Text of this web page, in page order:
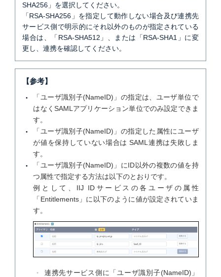
SHA256」を選択してください。
「RSA-SHA256」を指定して動作しない場合及び連携先
サービス側で明示的にそれ以外のものが指定されている
場合は、「RSA-SHA512」、または「RSA-SHA1」に変
更し、連携を確認してください。
【参考】
「ユーザ識別子(NameID)」の指定は、ユーザ単位で
はなくSAMLアプリケーション単位でのみ設定できま
す。
「ユーザ識別子(NameID)」の指定した属性にユーザ
が値を保持していない場合は SAML連携は失敗しま
す。
「ユーザ識別子(NameID)」にID以外の複数の値を持
つ属性で指定する方法は以下のとおりです。
例として、IIJ IDサービスの各ユーザの属性
「Entitlements」に以下のように値が設定されていま
す。
連携先サービス側に「ユーザ識別子(NameID)」